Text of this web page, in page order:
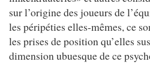
sur l’origine des joueurs de
les péripéties elles-mêmes, ce
les prises de position qu’elles
dimension ubuesque de ce